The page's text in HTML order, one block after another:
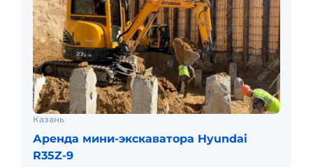
Казань
Аренда мини-экскаватора Hyundai
R35Z-9